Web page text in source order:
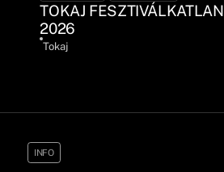
TOKAJ FESZTIVÁLKATLAN
2026
Tokaj
INFO